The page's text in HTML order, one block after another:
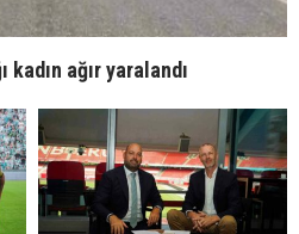
ağır yaralandı